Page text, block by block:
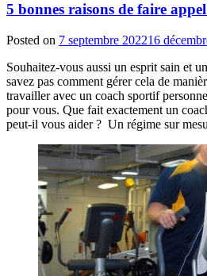
5 bonnes raisons de faire
Posted on 7 septembre 202216
Souhaitez-vous aussi un esprit sain et
savez pas comment gérer cela de
travailler avec un coach sportif
pour vous. Que fait exactement un
peut-il vous aider ? Un régime sur